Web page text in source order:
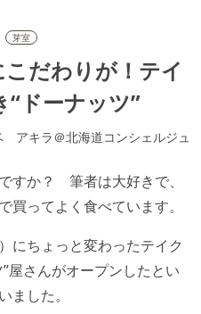
芽室
こだわりが！テイ
“ドーナッツ”
アキラ＠北海道コンシェルジュ
すか？ 筆者は大好きで、
買ってよく食べています。
にちょっと変わったテイク
屋さんがオープンしたとい
ました。